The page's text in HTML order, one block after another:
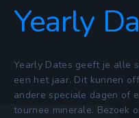
Yearly
Yearly Dates geeft je alle
een het jaar. Dit kunnen
andere speciale dagen of
tournee minerale. Bezoek